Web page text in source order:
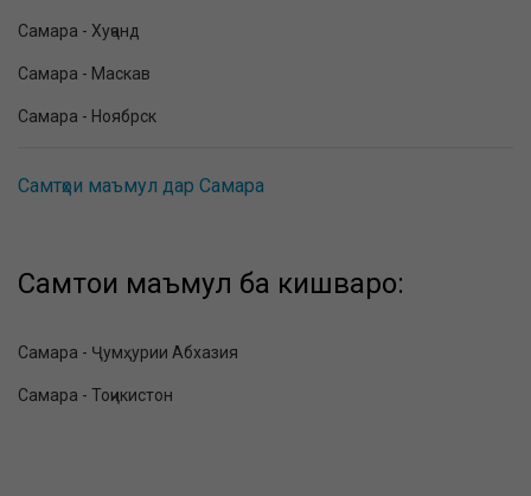
Самара - Хуҷанд
Самара - Маскав
Самара - Ноябрск
Самтҳои маъмул дар Самара
Самтҳои маъмул ба кишварҳо:
Самара - Ҷумҳурии Абхазия
Самара - Тоҷикистон